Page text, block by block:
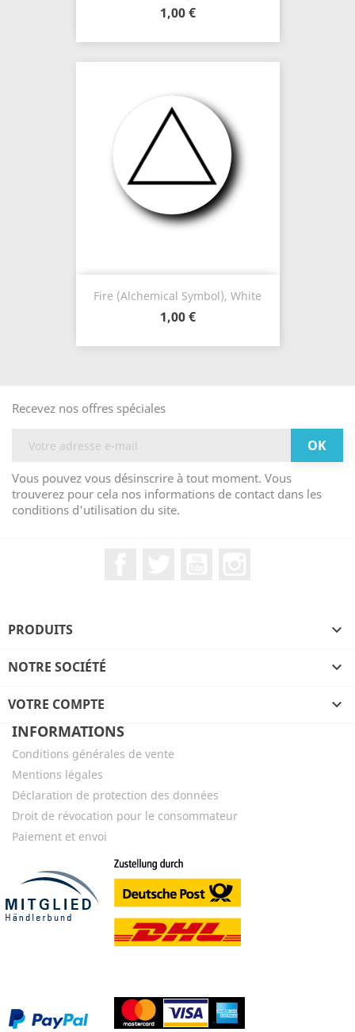
1,00 €
Fire (Alchemical Symbol), White
1,00 €
Recevez nos offres spéciales
Vous pouvez vous désinscrire à tout moment. Vous
trouverez pour cela nos informations de contact dans les
conditions d'utilisation du site.
PRODUITS 
NOTRE SOCIÉTÉ 
VOTRE COMPTE

INFORMATIONS
Conditions générales de vente
Mentions légales
Déclaration de protection des données
Droit de révocation pour le consommateur
Paiement et envoi